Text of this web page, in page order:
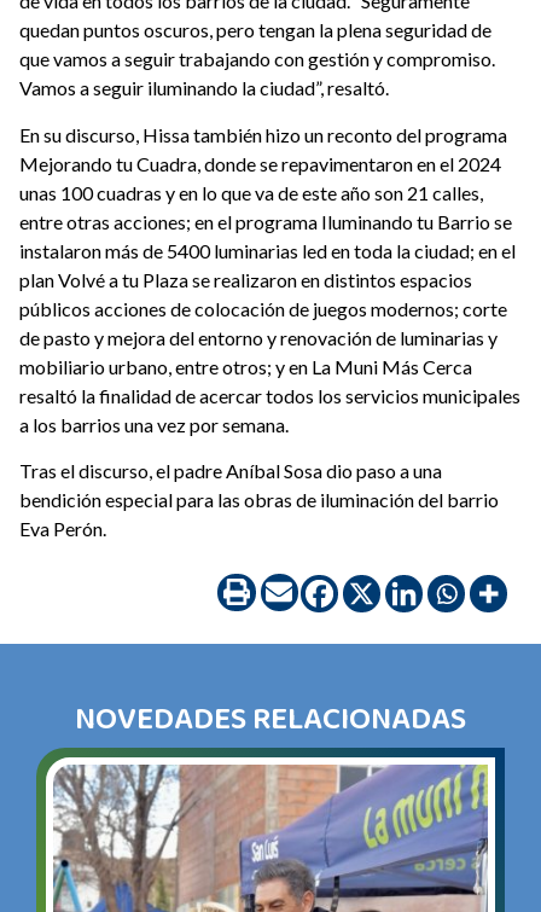
quedan puntos oscuros, pero tengan la plena seguridad de
que vamos a seguir trabajando con gestión y compromiso.
Vamos a seguir iluminando la ciudad”, resaltó.
En su discurso, Hissa también hizo un reconto del programa
Mejorando tu Cuadra, donde se repavimentaron en el 2024
unas 100 cuadras y en lo que va de este año son 21 calles,
entre otras acciones; en el programa Iluminando tu Barrio se
instalaron más de 5400 luminarias led en toda la ciudad; en el
plan Volvé a tu Plaza se realizaron en distintos espacios
públicos acciones de colocación de juegos modernos; corte
de pasto y mejora del entorno y renovación de luminarias y
mobiliario urbano, entre otros; y en La Muni Más Cerca
resaltó la finalidad de acercar todos los servicios municipales
a los barrios una vez por semana.
Tras el discurso, el padre Aníbal Sosa dio paso a una
bendición especial para las obras de iluminación del barrio
Eva Perón.
NOVEDADES RELACIONADAS